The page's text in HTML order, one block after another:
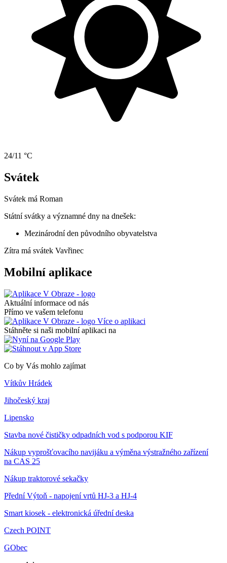
24/11 °C
Svátek
Svátek má Roman
Státní svátky a významné dny na dnešek:
Mezinárodní den původního obyvatelstva
Zítra má svátek Vavřinec
Mobilní aplikace
Aktuální informace od nás
Přímo ve vašem telefonu
Více o aplikaci
Stáhněte si naši mobilní aplikaci na
Co by Vás mohlo zajímat
Vítkův Hrádek
Jihočeský kraj
Lipensko
Stavba nové čističky odpadních vod s podporou KIF
Nákup vyprošťovacího navijáku a výměna výstražného zařízení
na CAS 25
Nákup traktorové sekačky
Přední Výtoň - napojení vrtů HJ-3 a HJ-4
Smart kiosek - elektronická úřední deska
Czech POINT
GObec